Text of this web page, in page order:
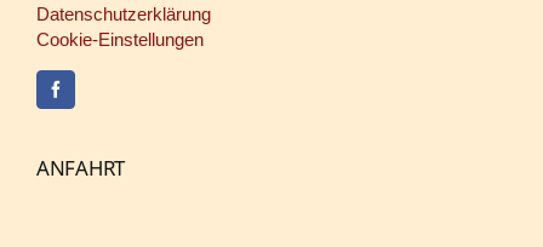
Datenschutzerklärung
Cookie-Einstellungen
ANFAHRT